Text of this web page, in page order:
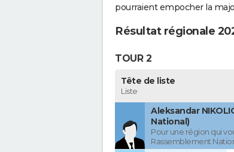
pourraient empocher la
Résultat régionale
TOUR 2
Tête de liste
Liste
Aleksandar
National)
Pour une région qui
Rassemblement